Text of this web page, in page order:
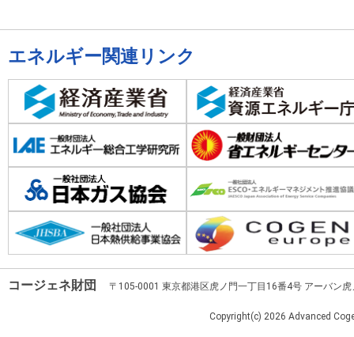
エネルギー関連リンク
コージェネ財団 〒105-0001 東京都港区虎ノ門一丁目16番4号 アーバン
Copyright(c) 2026 Advanced